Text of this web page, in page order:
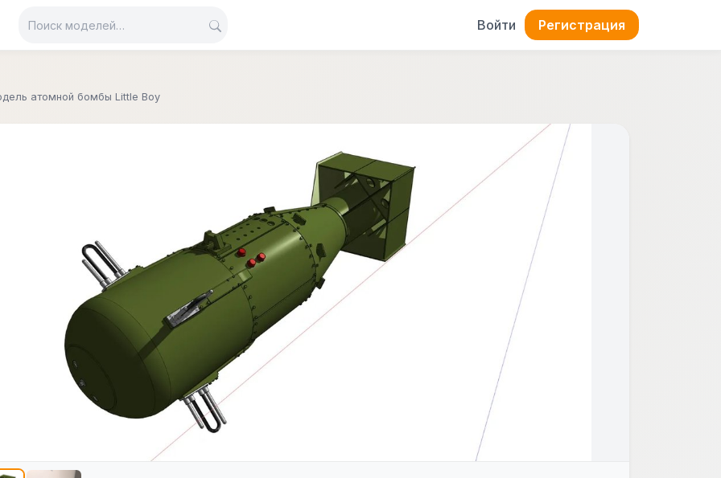
Войти Регистрация
атомной бомбы Little Boy